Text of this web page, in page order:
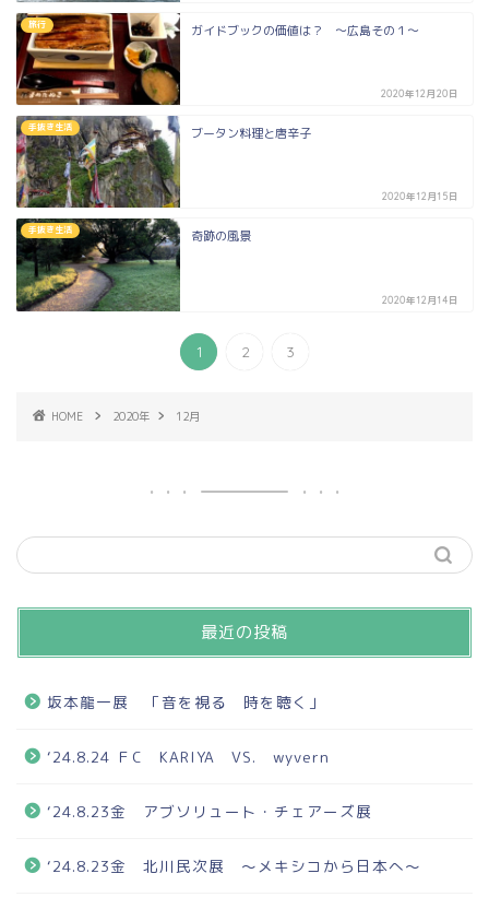
旅行 ガイドブックの価値は？ ～広島その１～
2020年12月20日
手抜き生活 ブータン料理と唐辛子
2020年12月15日
手抜き生活 奇跡の風景
2020年12月14日
1 2 3
HOME 2020年 12月
最近の投稿
坂本龍一展 「音を視る 時を聴く」
‘24.8.24 ＦC KARIYA VS. wyvern
‘24.8.23金 アブソリュート・チェアーズ展
‘24.8.23金 北川民次展 ～メキシコから日本へ～